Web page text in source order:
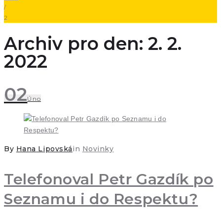
/
2
Archiv pro den: 2. 2.
2022
02Úno
By Hana Lipovskáin Novinky
Telefonoval Petr Gazdík po
Seznamu i do Respektu?